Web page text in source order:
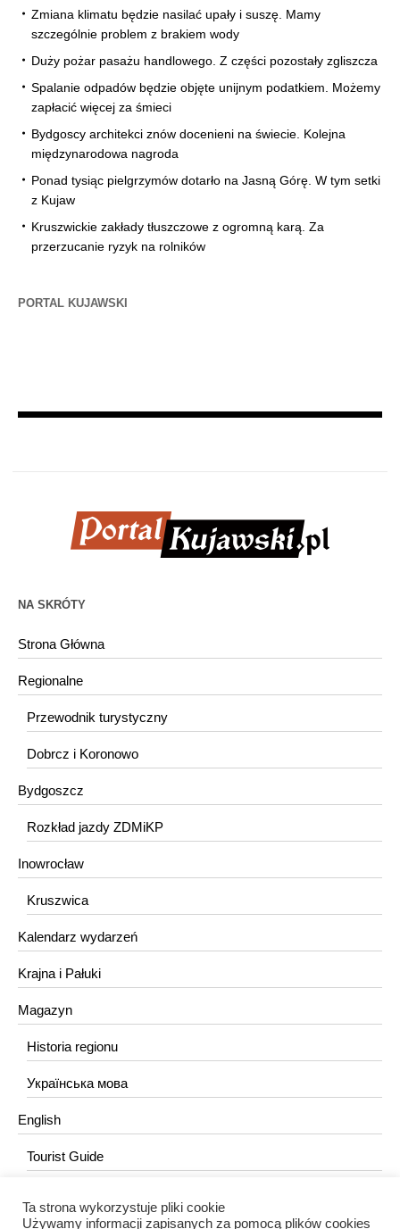
Zmiana klimatu będzie nasilać upały i suszę. Mamy
szczególnie problem z brakiem wody
Duży pożar pasażu handlowego. Z części pozostały zgliszcza
Spalanie odpadów będzie objęte unijnym podatkiem. Możemy
zapłacić więcej za śmieci
Bydgoscy architekci znów docenieni na świecie. Kolejna
międzynarodowa nagroda
Ponad tysiąc pielgrzymów dotarło na Jasną Górę. W tym setki
z Kujaw
Kruszwickie zakłady tłuszczowe z ogromną karą. Za
przerzucanie ryzyk na rolników
PORTAL KUJAWSKI
NA SKRÓTY
Strona Główna
Regionalne
Przewodnik turystyczny
Dobrcz i Koronowo
Bydgoszcz
Rozkład jazdy ZDMiKP
Inowrocław
Kruszwica
Kalendarz wydarzeń
Krajna i Pałuki
Magazyn
Historia regionu
Українська мова
English
Tourist Guide
KONTAKT
Ta strona wykorzystuje pliki cookie
Używamy informacji zapisanych za pomocą plików cookies